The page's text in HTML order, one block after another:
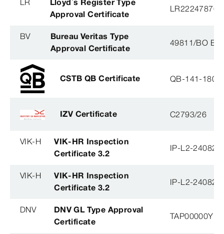
LR
Lloyd´s Register Type
Approval Certificate
BV
Bureau Veritas Type
Approval Certificate
49811/BO BV
CSTB QB Certificate QB-141-
IZV Certificate C2793/26
VIK-H
VIK-HR Inspection
Certificate 3.2
IP-L2-
VIK-H
VIK-HR Inspection
Certificate 3.2
IP-L2-
DNV
DNV GL Type Approval
Certificate
TAP00000YB